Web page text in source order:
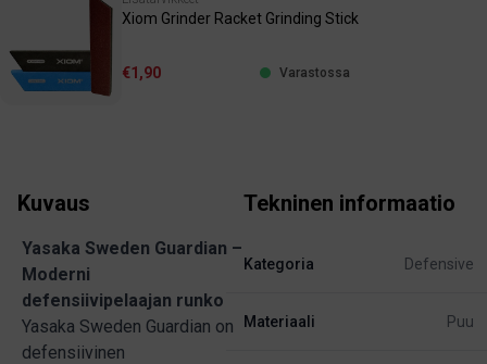
Xiom Grinder Racket Grinding Stick
€1,90 Varastossa
Kuvaus
Yasaka Sweden Guardian –
Moderni
defensiivipelaajan runko
Yasaka Sweden Guardian on
defensiivinen
Tekninen informaatio
Kategoria Defensive
Materiaali Puu